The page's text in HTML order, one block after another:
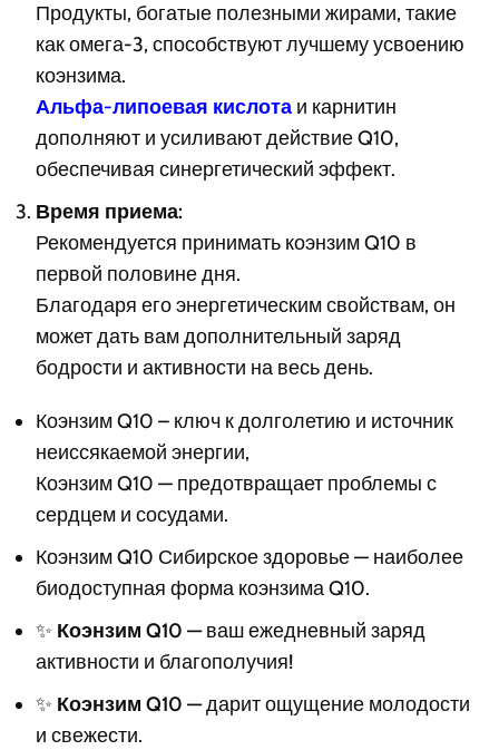
Продукты, богатые полезными жирами, такие
как омега-3, способствуют лучшему усвоению
коэнзима.
Альфа-липоевая кислота и карнитин
дополняют и усиливают действие Q10,
обеспечивая синергетический эффект.
Время приема:
Рекомендуется принимать коэнзим Q10 в
первой половине дня.
Благодаря его энергетическим свойствам, он
может дать вам дополнительный заряд
бодрости и активности на весь день.
Коэнзим Q10 – ключ к долголетию и источник
неиссякаемой энергии,
Коэнзим Q10 — предотвращает проблемы с
сердцем и сосудами.
Коэнзим Q10 Сибирское здоровье — наиболее
биодоступная форма коэнзима Q10.
✨ Коэнзим Q10 —ваш ежедневный заряд
активности и благополучия!
✨ Коэнзим Q10 —дарит ощущение молодости
и свежести.